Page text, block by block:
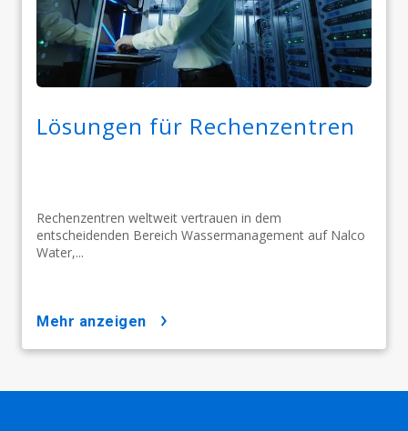
Lösungen für Rechenzentren
Rechenzentren weltweit vertrauen in dem
entscheidenden Bereich Wassermanagement auf Nalco
Water,...
mehr anzeigen